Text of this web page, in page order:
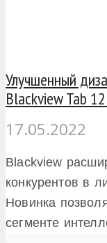
Улучшенный
Blackview Tab
17.05.2022
Blackview
конкурентов в
Новинка
сегменте